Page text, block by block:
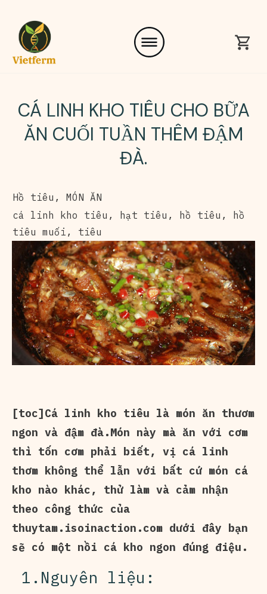
CÁ LINH KHO TIÊU CHO BỮA
ĂN CUỐI TUẦN THÊM ĐẬM
ĐÀ.
Hồ tiêu , MÓN ĂN
cá linh kho tiêu , hạt tiêu , hồ tiêu , hồ
tiêu muối , tiêu
[toc]Cá linh kho tiêu là món ăn thươm
ngon và đậm đà.Món này mà ăn với cơm
thì tốn cơm phải biết, vị cá linh
thơm không thể lẫn với bất cứ món cá
kho nào khác, thử làm và cảm nhận
theo công thức của
thuytam.isoinaction.com dưới đây bạn
sẽ có một nồi cá kho ngon đúng điệu.
1.Nguyên liệu: